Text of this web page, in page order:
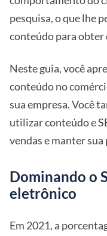
pesquisa, o que lhe
conteúdo para obter
Neste guia, você
conteúdo no
sua empresa. Você
utilizar conteúdo e
vendas e manter
Dominando o
eletrônico
Em 2021, a